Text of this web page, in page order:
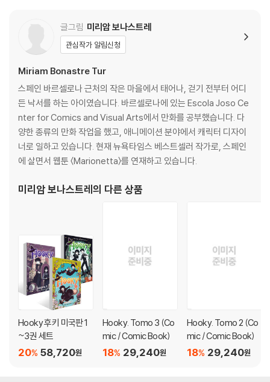
by powerful magic families seeking the prophesied King of Wi
tches and royals searching for missing princes.
But they aren't alone. With a local troublemaker, a princess, an
d a teacher who can see the future on their side, they might ju
st be able to clear their names...but can they heal their torn kin
gdom?
Based on the beloved webcomic from WEBTOON, Hooky is in
stunning print format for the first time with exclusive new con
글그림 미리암 보나스트레
관심작가 알림신청
Miriam Bonastre Tur
스페인 바르셀로나 근처의 작은 마을에서 태어나, 걷기 전부터 어디
든 낙서를 하는 아이였습니다. 바르셀로나에 있는 Escola Joso Ce
nter for Comics and Visual Arts에서 만화를 공부했습니다. 다
양한 종류의 만화 작업을 했고, 애니메이션 분야에서 캐릭터 디자이
너로 일하고 있습니다. 현재 뉴욕타임스 베스트셀러 작가로, 스페인
에 살면서 웹툰 〈Marionetta〉를 연재하고 있습니다.
미리암 보나스트레 의 다른 상품
Hooky 후키 미국판 1
~3권 세트
58,720원
20%
Hooky. Tomo 3 (Co
mic / Comic Book)
29,240원
18%
Hooky. Tomo 2 (Co
mic / Comic Book)
29,240원
18%